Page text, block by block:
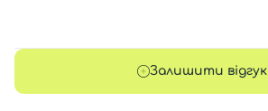
Залишити відгук